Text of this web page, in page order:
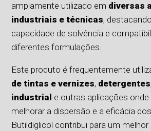
amplamente utilizado em diversas
industriais e técnicas,
capacidade de solvência e
diferentes formulações.
Este produto é frequentemente
de tintas e vernizes, detergentes
industrial e outras aplicações
melhorar a dispersão e a eficácia
Butildiglicol contribui para um